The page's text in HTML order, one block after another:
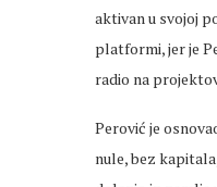
aktivan u svojoj
platformi, jer je
radio na
Perović je
nule, bez